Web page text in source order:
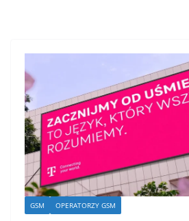
GSM OPERATORZY GSM